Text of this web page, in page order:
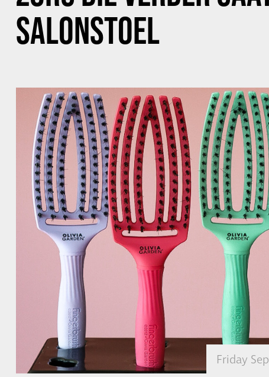
SALONSTOEL
Friday